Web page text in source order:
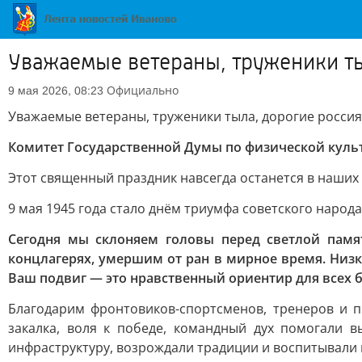
Уважаемые ветераны, труженики
9 мая 2026, 08:23 Официально
Уважаемые ветераны, труженики тыла, дорогие
Комитет Государственной Думы по физической
Этот священный праздник навсегда останется в
9 мая 1945 года стало днём триумфа советского
Сегодня мы склоняем головы перед светлой
концлагерях, умершим от ран в мирное время.
Ваш подвиг — это нравственный ориентир для всех
Благодарим фронтовиков-спортсменов, тренеров
закалка, воля к победе, командный дух помогали
инфраструктуру, возрождали традиции и